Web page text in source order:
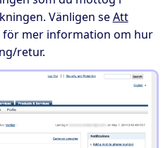
Vänligen seAtt
för mer information om hur
retur.